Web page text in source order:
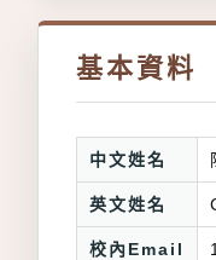
基本資料
中文姓名
英文姓名
校內Email